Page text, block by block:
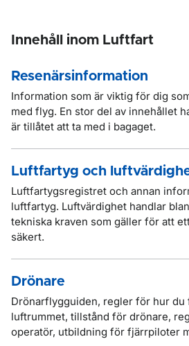
Innehåll inom Luftfart
Resenärsinformation
Information som är viktig för dig
med flyg. En stor del av innehållet
är tillåtet att ta med i bagaget.
Luftfartyg och
Luftfartygsregistret och annan
luftfartyg. Luftvärdighet handlar
tekniska kraven som gäller för att
säkert.
Drönare
Drönarflygguiden, regler för hur du
luftrummet, tillstånd för drönare,
operatör, utbildning för fjärrpiloter